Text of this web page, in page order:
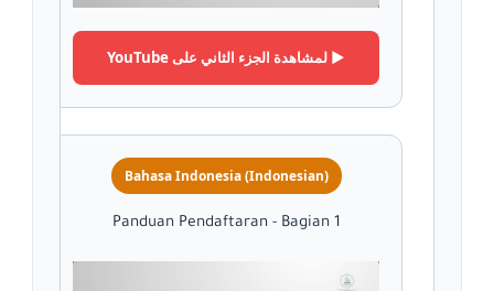
l
a
y
▶️ لمشاهدة الجزء الثاني على YouTube
Bahasa Indonesia (Indonesian)
Panduan Pendaftaran - Bagian 1